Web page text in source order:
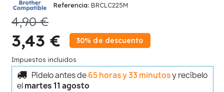
Referencia BRCLC225M
4,90 €
3,43 € 30% de descuento
Impuestos incluidos
Pídelo antes de65 horas y 33 minutosy recíbelo
elmartes 11 agosto